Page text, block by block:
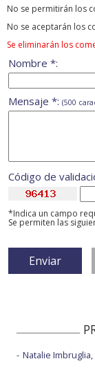
No se permitirán los
No se aceptarán los
Se eliminarán los
Nombre *:
Mensaje *: (500
Código de
*Indica un campo
Se permiten las
Natalie